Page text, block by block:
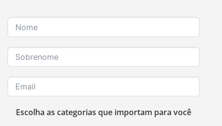
Escolha as categorias que importam para você